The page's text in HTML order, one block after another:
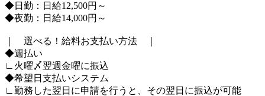
◆日勤：日給12,500円～
◆夜勤：日給14,000円～
｜ 選べる！給料お支払い方法 ｜
◆週払い
∟火曜〆翌週金曜に振込
◆希望日支払いシステム
∟勤務した翌日に申請を行うと、その翌日に振込が可能